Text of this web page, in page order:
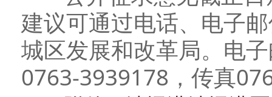
建议可通过电话、电子
城区发展和改革局。电
0763-3939178，传真